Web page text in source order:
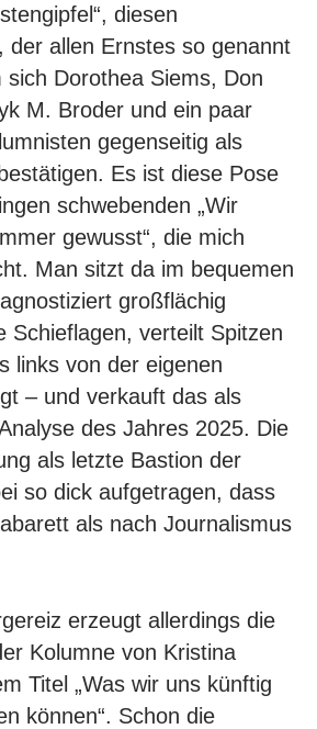
, diesen
der allen Ernstes so genannt
sich Dorothea Siems, Don
M. Broder und ein paar
gegenseitig als
Es ist diese Pose
schwebenden „Wir
gewusst“, die mich
Man sitzt da im bequemen
großflächig
Schieflagen, verteilt Spitzen
links von der eigenen
– und verkauft das als
des Jahres 2025. Die
als letzte Bastion der
so dick aufgetragen, dass
als nach Journalismus
erzeugt allerdings die
Kolumne von Kristina
Titel „Was wir uns künftig
können“. Schon die